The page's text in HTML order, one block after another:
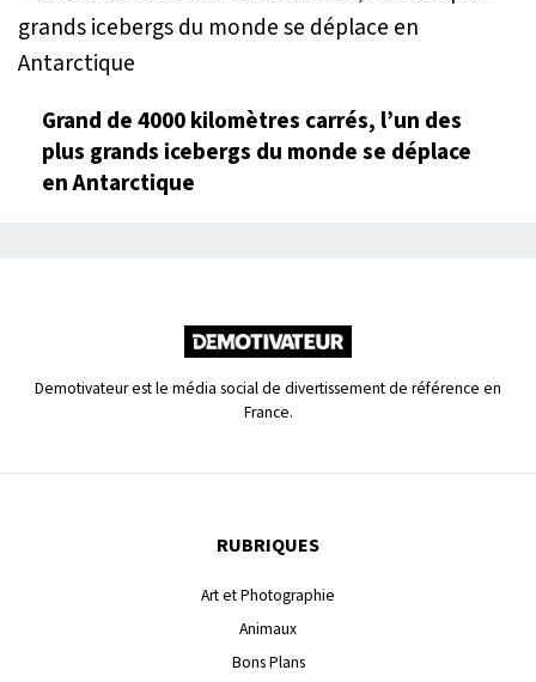
Grand de 4000 kilomètres carrés, l’un des
plus grands icebergs du monde se déplace
en Antarctique
Demotivateur est le média social de divertissement de référence en
France.
RUBRIQUES
Art et Photographie
Animaux
Bons Plans